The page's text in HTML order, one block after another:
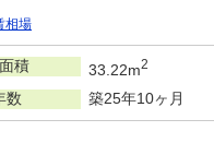
相場
積 33.22m2
数 築25年10ヶ月